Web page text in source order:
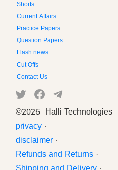
Shorts
Current Affairs
Practice Papers
Question Papers
Flash news
Cut Offs
Contact Us
©2026 Halli Technologies
privacy ·
disclaimer ·
Refunds and Returns ·